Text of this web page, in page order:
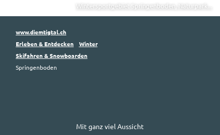
Wintersportgebiet Springenboden, Naturpark...
www.diemtigtal.ch
Erleben & Entdecken
Winter
Skifahren & Snowboarden
Springenboden
Mit ganz viel Aussicht